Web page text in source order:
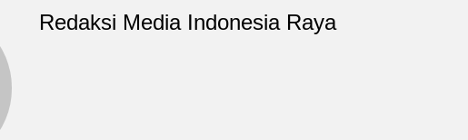
Redaksi Media Indonesia Raya